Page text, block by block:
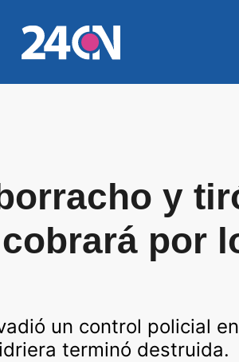
y
por
un control policial
terminó destruida.